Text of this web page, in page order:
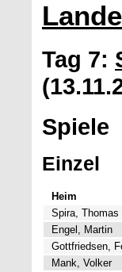
Tag 7:
Spiele
Einzel
Heim
Spira, Thomas
Engel, Martin
Gottfriedsen,
Mank, Volker